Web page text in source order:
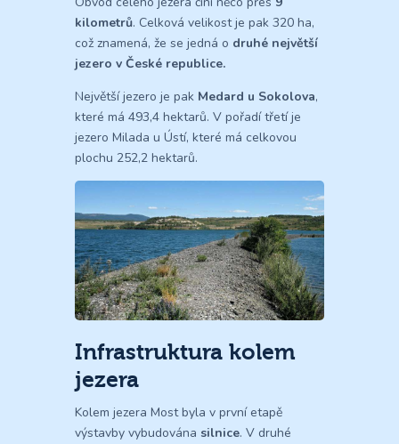
kilometrů. Celková velikost je pak 320 ha,
což znamená, že se jedná o druhé největší
jezero v České republice.
Největší jezero je pak Medard u Sokolova,
které má 493,4 hektarů. V pořadí třetí je
jezero Milada u Ústí, které má celkovou
plochu 252,2 hektarů.
Infrastruktura kolem
jezera
Kolem jezera Most byla v první etapě
výstavby vybudována silnice. V druhé